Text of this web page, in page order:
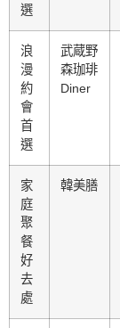
選
浪
漫
約
會
首
選
武蔵野
森珈琲
Diner
家
庭
聚
餐
好
去
處
韓美膳